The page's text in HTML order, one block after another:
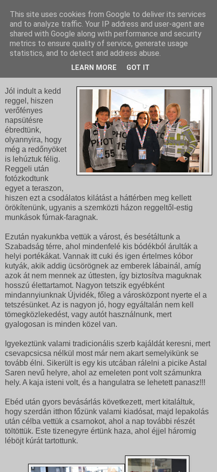
2012. december 5., szerda
Walking In Sunshine
Jól indult a kedd
reggel, hiszen
verőfényes
napsütésre
ébredtünk,
olyannyira, hogy
még a redőnyöket
is lehúztuk félig.
Reggeli után
fotózkodtunk
egyet a teraszon,
hiszen ezt a csodálatos kilátást a háttérben meg kellett
örökítenünk, ugyanis a szemközti házon reggeltől-estig
munkások fúrnak-faragnak.
Ezután nyakunkba vettük a várost, és besétáltunk a
Szabadság térre, ahol mindenfelé kis bódékból árulták a
helyi portékákat. Vannak itt cuki és igen értelmes kóbor
kutyák, akik addig ücsörögnek az emberek lábainál, amíg
azok át nem mennek az úttesten, így biztosítva maguknak
hosszú élettartamot. Nagyon tetszik egyébként
mindannyiunknak Újvidék, főleg a városközpont nyerte el a
tetszésünket. Az is nagyon jó, hogy egyáltalán nem kell
tömegközlekedést, vagy autót használnunk, mert
gyalogosan is minden közel van.
Igyekeztünk valami tradicionális szerb kajáldát keresni, mert
csevapcsicsa nélkül most már nem akart semelyikünk se
tovább élni. Sikerült is egy kis utcában rálelni a picike Astal
Saren nevű helyre, ahol az emeleten pont volt számunkra
hely. A kaja isteni volt, és a hangulatra se lehetett panasz!!!
Ebéd után gyors bevásárlás következett, mert kitaláltuk,
hogy szerdán itthon főzünk valami kiadósat, majd lepakolás
után célba vettük a csarnokot, ahol a nap további részét
töltöttük. Este tizenegyre értünk haza, ahol éjjel háromig
léböjt kúrát tartottunk.
This site uses cookies from Google to deliver its services
and to analyze traffic. Your IP address and user-agent are
shared with Google along with performance and security
metrics to ensure quality of service, generate usage
statistics, and to detect and address abuse.
LEARN MORE GOT IT